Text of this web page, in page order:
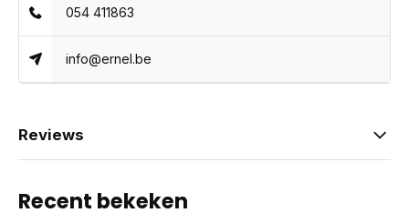
054 411863
info@ernel.be
Reviews
Recent bekeken